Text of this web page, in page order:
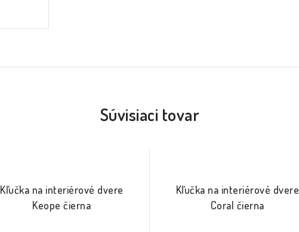
Súvisiaci tovar
Kľučka na interiérové dvere
Keope čierna
Kľučka na interiérové dvere
Coral čierna